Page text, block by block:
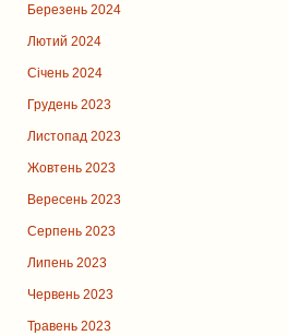
Березень 2024
Лютий 2024
Січень 2024
Грудень 2023
Листопад 2023
Жовтень 2023
Вересень 2023
Серпень 2023
Липень 2023
Червень 2023
Травень 2023